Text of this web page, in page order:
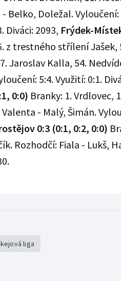
Belko, Doležal.
Diváci: 2093, Frýdek-
z trestného střílení Jašek,
Jaroslav Kalla, 54.
5:4. Využití: 0:1.
0:0) Branky: 1. Vrdlovec,
- Malý, Šimán.
0:3 (0:1, 0:2, 0:0)
Rozhodčí: Fiala - Lukš,
liga